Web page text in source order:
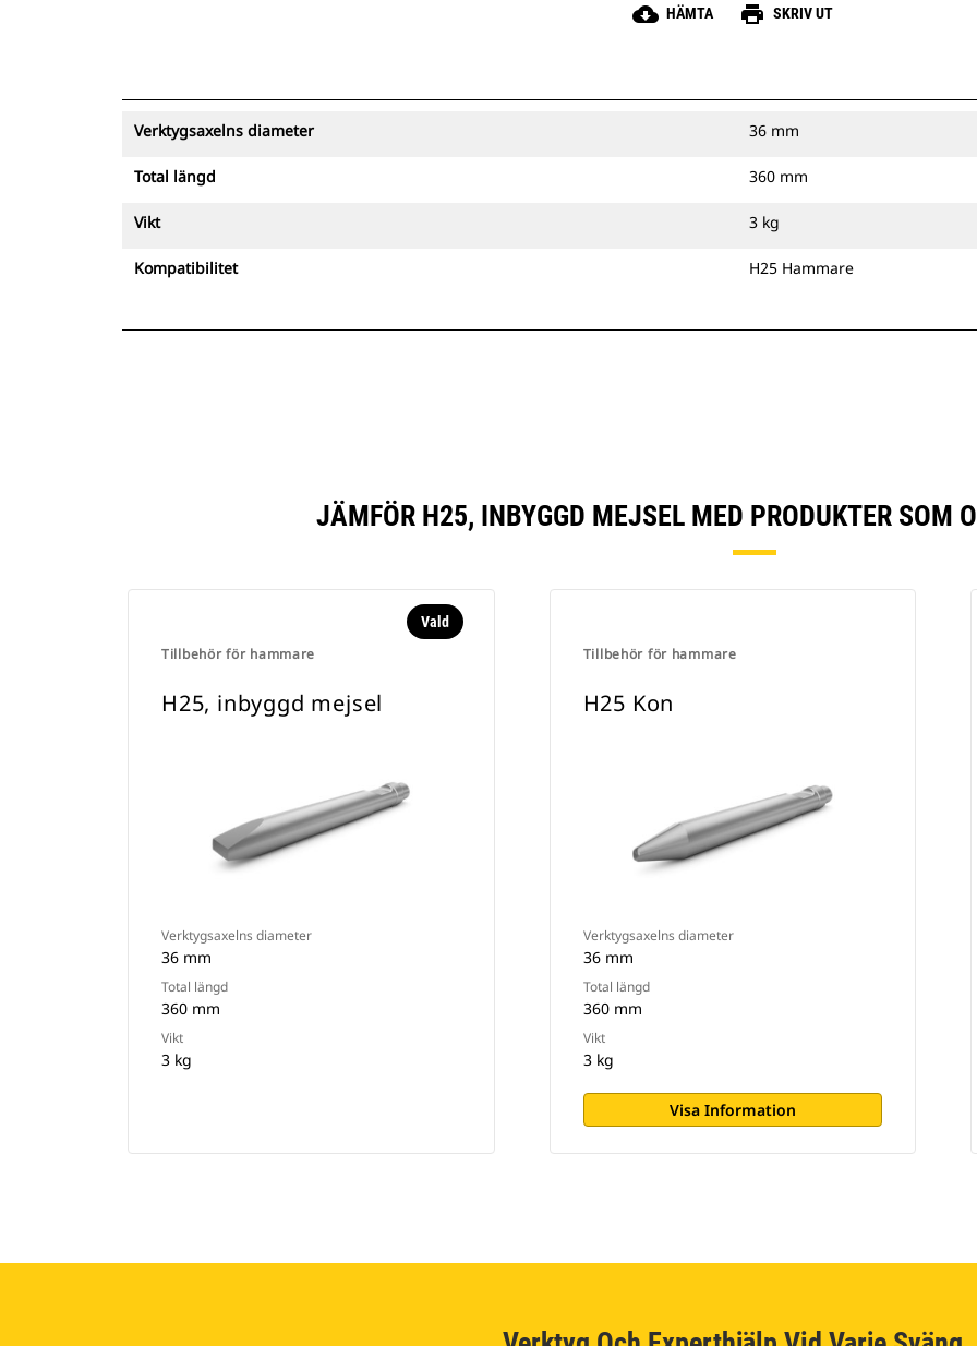
cloud_download HÄMTA print SKRIV UT
Verktygsaxelns diameter 36 mm
Total längd 360 mm
Vikt 3 kg
Kompatibilitet H25 Hammare
JÄMFÖR H25, INBYGGD MEJSEL MED PRODUKTER SOM
Tillbehör för hammare
Vald
H25, inbyggd mejsel
Verktygsaxelns diameter
36 mm
Total längd
360 mm
Vikt
3 kg
Tillbehör för hammare
H25 Kon
Verktygsaxelns diameter
36 mm
Total längd
360 mm
Vikt
3 kg
Visa Information